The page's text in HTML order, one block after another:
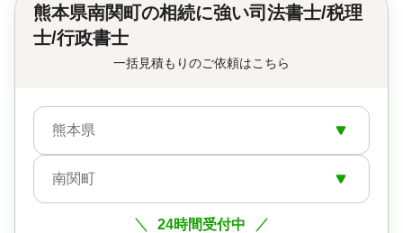
熊本県南関町の相続に強い司法書士/税理
士/行政書士
一括見積もりのご依頼はこちら
熊本県
南関町
24時間受付中